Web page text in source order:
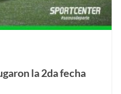
la 2da fecha